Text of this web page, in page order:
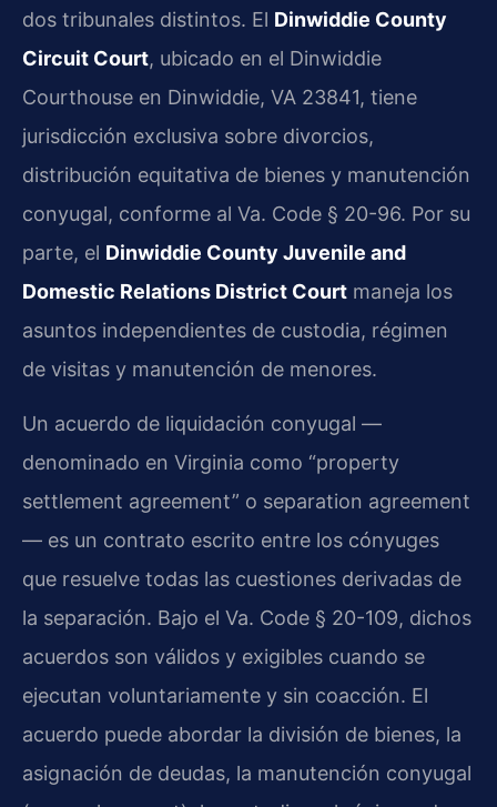
dos tribunales distintos. El Dinwiddie County
Circuit Court, ubicado en el Dinwiddie
Courthouse en Dinwiddie, VA 23841, tiene
jurisdicción exclusiva sobre divorcios,
distribución equitativa de bienes y manutención
conyugal, conforme al Va. Code § 20-96. Por su
parte, el Dinwiddie County Juvenile and
Domestic Relations District Court maneja los
asuntos independientes de custodia, régimen
de visitas y manutención de menores.
Un acuerdo de liquidación conyugal —
denominado en Virginia como “property
settlement agreement” o separation agreement
— es un contrato escrito entre los cónyuges
que resuelve todas las cuestiones derivadas de
la separación. Bajo el Va. Code § 20-109, dichos
acuerdos son válidos y exigibles cuando se
ejecutan voluntariamente y sin coacción. El
acuerdo puede abordar la división de bienes, la
asignación de deudas, la manutención conyugal